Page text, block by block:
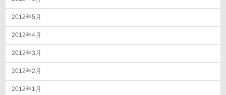
2012年5月
2012年4月
2012年3月
2012年2月
2012年1月